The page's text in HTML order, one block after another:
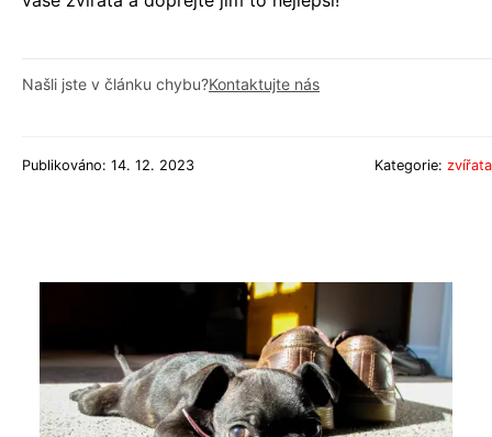
Našli jste v článku chybu?Kontaktujte nás
Publikováno: 14. 12. 2023 Kategorie: zvířata